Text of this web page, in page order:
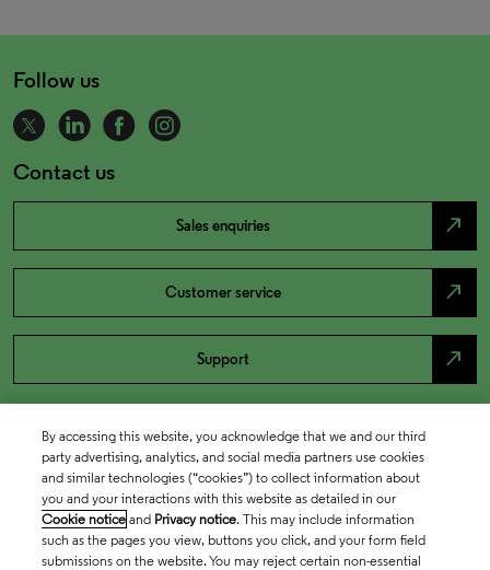
Follow us
Contact us
Sales enquiries north_east
Customer service north_east
Support north_east
By accessing this website, you acknowledge that we and our third
party advertising, analytics, and social media partners use cookies
and similar technologies (“cookies”) to collect information about
you and your interactions with this website as detailed in our
Cookie notice and Privacy notice. This may include information
such as the pages you view, buttons you click, and your form field
submissions on the website. You may reject certain non-essential